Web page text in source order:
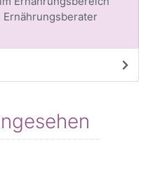
Ernährungsberater